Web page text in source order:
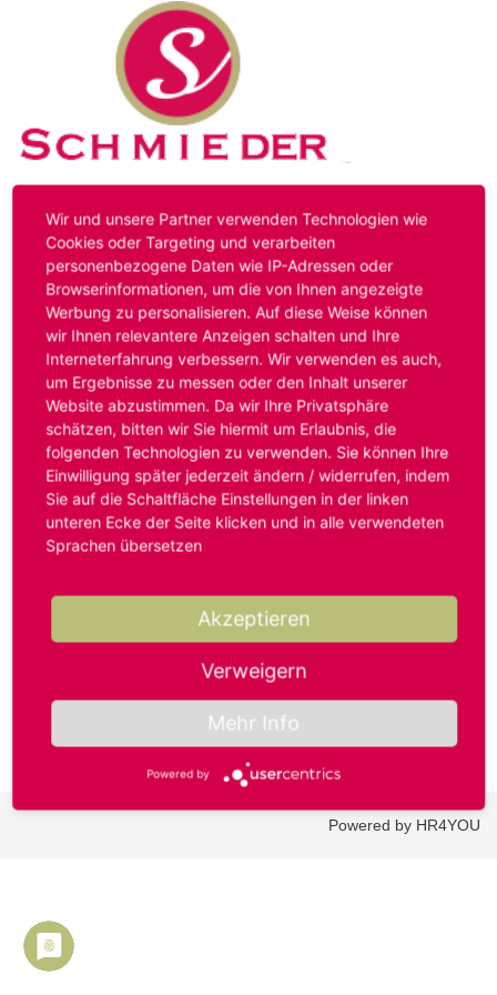
Kontakt Impressum Datenschutz
Hinweis:Das von ihnen aufgerufene Stellenangebot ist
bereits ausgelaufen. Alternative Stellenanzeigen finden
Sie unter:
www.schmieder-personal.de/stellenangebote
Oder Sie bewerben sich
initiativund wir suchen für Sie
passende Stellenangebote.
Anmelden
Benutzername oder E-Mail-Adresse*
Passwort*
Powered by HR4YOU
Wir und unsere Partner verwenden Technologien wie
Cookies oder Targeting und verarbeiten
personenbezogene Daten wie IP-Adressen oder
Browserinformationen, um die von Ihnen angezeigte
Werbung zu personalisieren. Auf diese Weise können
wir Ihnen relevantere Anzeigen schalten und Ihre
Interneterfahrung verbessern. Wir verwenden es auch,
um Ergebnisse zu messen oder den Inhalt unserer
Website abzustimmen. Da wir Ihre Privatsphäre
schätzen, bitten wir Sie hiermit um Erlaubnis, die
folgenden Technologien zu verwenden. Sie können Ihre
Einwilligung später jederzeit ändern / widerrufen, indem
Sie auf die Schaltfläche Einstellungen in der linken
unteren Ecke der Seite klicken und in alle verwendeten
Sprachen übersetzen
Akzeptieren
Verweigern
Mehr Info
Powered by